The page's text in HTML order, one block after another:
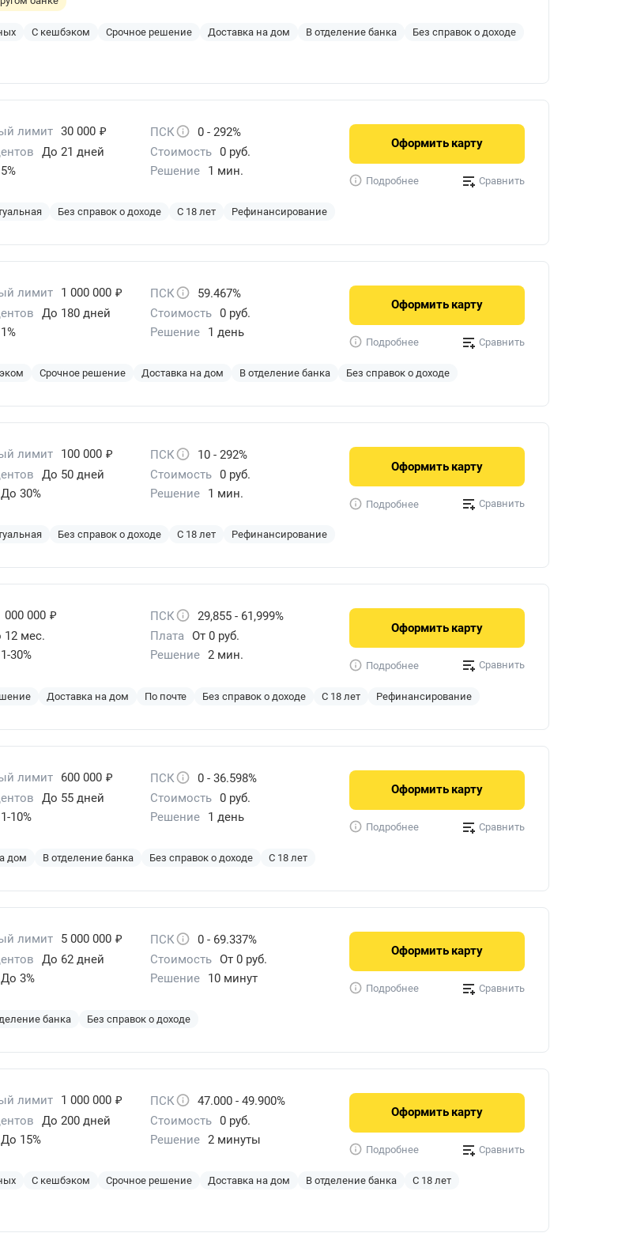
С кешбэком Срочное решение Доставка на дом В отделение банка
Без справок о доходе
лимит 30 000 ₽ ПСК
0 - 292%
До 21 дней Стоимость 0 руб.
5% Решение 1 мин.
Без справок о доходе С 18 лет Рефинансирование
Оформить карту
Подробнее Сравнить
лимит 1 000 000 ₽ ПСК
59.467%
До 180 дней Стоимость 0 руб.
1% Решение 1 день
Срочное решение Доставка на дом В отделение банка Без справок о доходе
Оформить карту
Подробнее Сравнить
лимит 100 000 ₽ ПСК
10 - 292%
До 50 дней Стоимость 0 руб.
До 30% Решение 1 мин.
Без справок о доходе С 18 лет Рефинансирование
Оформить карту
Подробнее Сравнить
000 000 ₽ ПСК
29,855 - 61,999%
12 мес. Плата От 0 руб.
1-30% Решение 2 мин.
Доставка на дом По почте Без справок о доходе С 18 лет Рефинансирование
Оформить карту
Подробнее Сравнить
лимит 600 000 ₽ ПСК
0 - 36.598%
До 55 дней Стоимость 0 руб.
1-10% Решение 1 день
дом В отделение банка Без справок о доходе С 18 лет
Оформить карту
Подробнее Сравнить
лимит 5 000 000 ₽ ПСК
0 - 69.337%
До 62 дней Стоимость От 0 руб.
До 3% Решение 10 минут
банка Без справок о доходе
Оформить карту
Подробнее Сравнить
лимит 1 000 000 ₽ ПСК
47.000 - 49.900%
До 200 дней Стоимость 0 руб.
До 15% Решение 2 минуты
С кешбэком Срочное решение Доставка на дом В отделение банка
С 18 лет
Оформить карту
Подробнее Сравнить